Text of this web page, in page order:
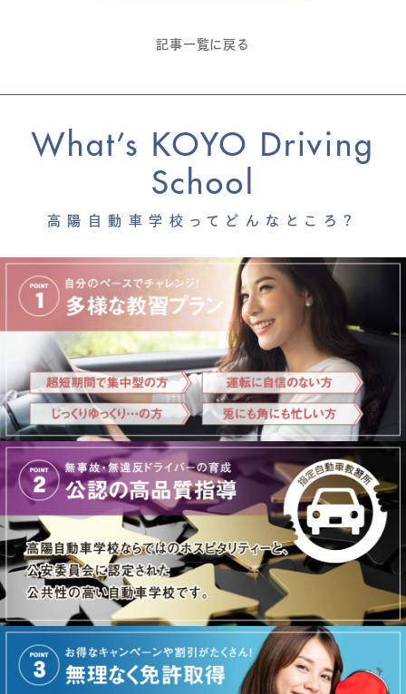
記事一覧に戻る
What’s KOYO Driving
School
高陽自動車学校ってどんなところ？